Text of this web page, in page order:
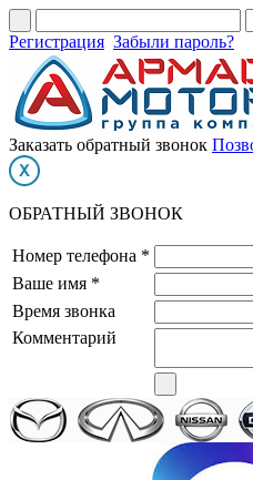
Регистрация Забыли пароль?
Заказать обратный звонок
ОБРАТНЫЙ ЗВОНОК
Номер телефона *
Ваше имя *
Время звонка
Комментарий